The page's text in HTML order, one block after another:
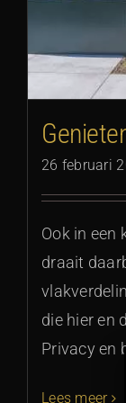
26 februari
Ook in een
draait
die hier en
Privacy en
Lees meer